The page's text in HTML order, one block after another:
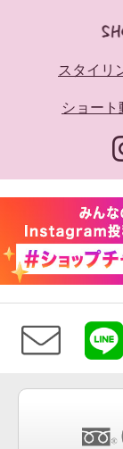
スタイリ
ショート